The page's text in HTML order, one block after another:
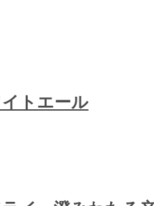
トエール